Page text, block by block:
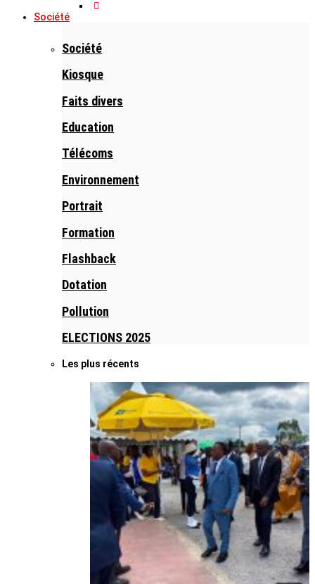
Société
Société
Kiosque
Faits divers
Education
Télécoms
Environnement
Portrait
Formation
Flashback
Dotation
Pollution
ELECTIONS 2025
Les plus récents